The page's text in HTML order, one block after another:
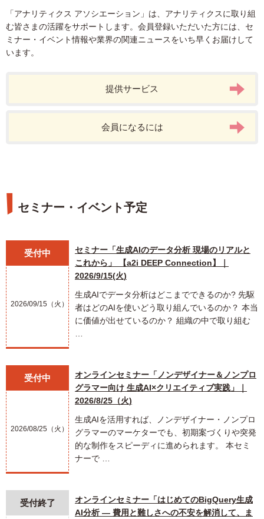
Google Search Console
Facebook広告 AI広告
Tableau
ユーザー分析
Google Data Portal リスティング広告
P-MAX
webマーケター
「アナリティクス アソシエーション」は、アナリティクスに取り組
む皆さまの活躍をサポートします。会員登録いただいた方には、セ
ミナー・イベント情報や業界の関連ニュースをいち早くお届けして
います。
提供サービス
会員になるには
セミナー・イベント予定
受付中
2026/09/15（火）
セミナー「生成AIのデータ分析 現場のリアルと
これから」 【a2i DEEP Connection】｜
2026/9/15(火)
生成AIでデータ分析はどこまでできるのか? 先駆
者はどのAIを使いどう取り組んでいるのか？ 本当
に価値が出せているのか？ 組織の中で取り組む
受付中
2026/08/25（火）
オンラインセミナー「ノンデザイナー＆ノンプロ
グラマー向け 生成AI×クリエイティブ実践」｜
2026/8/25（火)
生成AIを活用すれば、ノンデザイナー・ノンプロ
グラマーのマーケターでも、初期案づくりや突発
的な制作をスピーディに進められます。 本セミ
ナーで …
受付終了
オンラインセミナー「はじめてのBigQuery生成
AI分析 ― 費用と難しさへの不安を解消して、ま